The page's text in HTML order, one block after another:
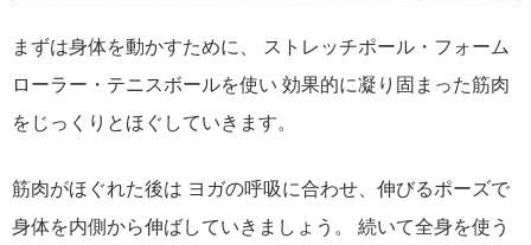
まずは身体を動かすために、 ストレッチポール・フォーム
ローラー・テニスボールを使い 効果的に凝り固まった筋肉
をじっくりとほぐしていきます。
筋肉がほぐれた後は ヨガの呼吸に合わせ、伸びるポーズで
身体を内側から伸ばしていきましょう。 続いて全身を使う